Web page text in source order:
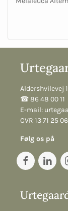
Aldershvilevej
☎︎ 86 48 00 11
E-mail:
CVR 13 71 25 06
Følg os på